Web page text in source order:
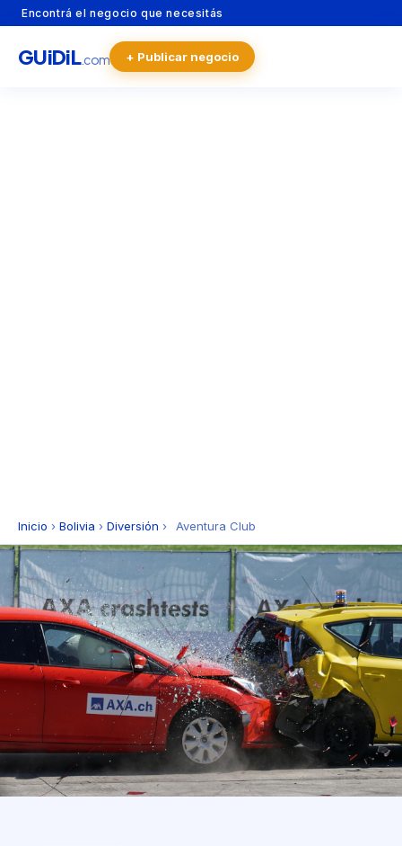
Encontrá el negocio que necesitás
GUiDiL.com + Publicar negocio
Inicio › Bolivia › Diversión › Aventura Club